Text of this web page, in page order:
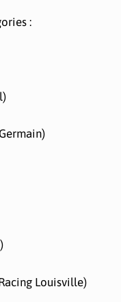
:
Louisville)